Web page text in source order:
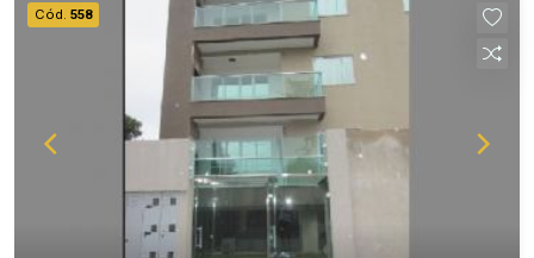
Cód. 558